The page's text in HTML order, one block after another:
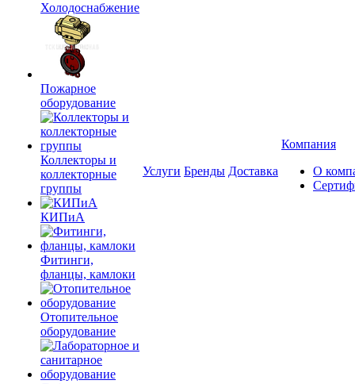
Холодоснабжение
Пожарное
оборудование
Коллекторы и
коллекторные
группы
КИПиА
Фитинги,
фланцы, камлоки
Отопительное
оборудование
Услуги Бренды Доставка
Компания
О